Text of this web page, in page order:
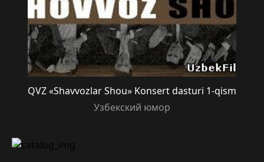
QVZ «Shavvozlar Shou» Konsert dasturi 1-qism
Узбекский юмор